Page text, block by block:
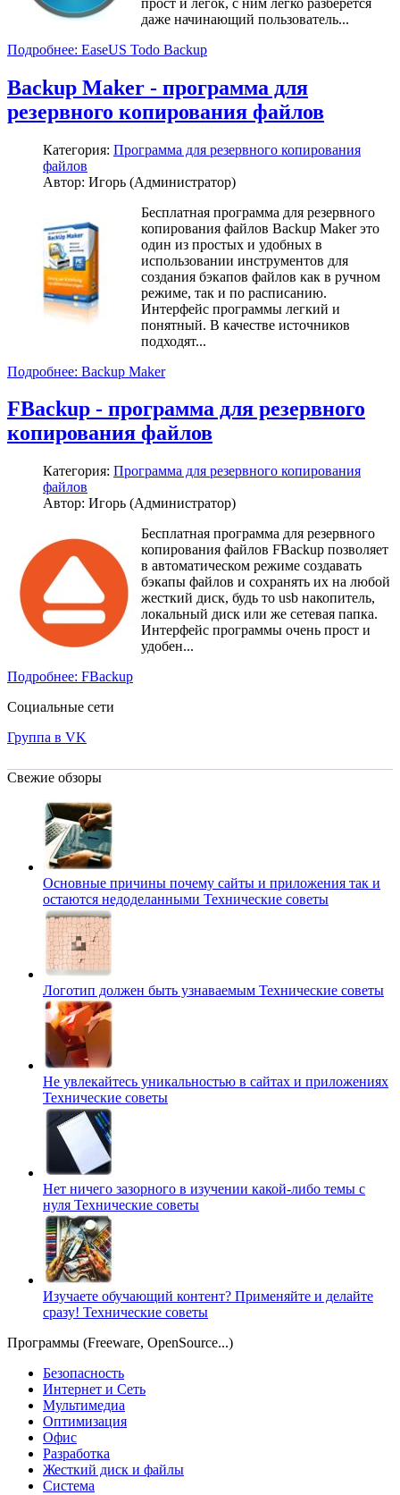
даже начинающий пользователь...
Подробнее: EaseUS Todo Backup
Backup Maker - программа для
резервного копирования файлов
Категория: Программа для резервного копирования
файлов
Автор: Игорь (Администратор)
Бесплатная программа для резервного
копирования файлов Backup Maker это
один из простых и удобных в
использовании инструментов для
создания бэкапов файлов как в ручном
режиме, так и по расписанию.
Интерфейс программы легкий и
понятный. В качестве источников
подходят...
Подробнее: Backup Maker
FBackup - программа для резервного
копирования файлов
Категория: Программа для резервного копирования
файлов
Автор: Игорь (Администратор)
Бесплатная программа для резервного
копирования файлов FBackup позволяет
в автоматическом режиме создавать
бэкапы файлов и сохранять их на любой
жесткий диск, будь то usb накопитель,
локальный диск или же сетевая папка.
Интерфейс программы очень прост и
удобен...
Подробнее: FBackup
Социальные сети
Группа в VK
Свежие обзоры
Основные причины почему сайты и приложения так и
остаются недоделанными Технические советы
Логотип должен быть узнаваемым Технические советы
Не увлекайтесь уникальностью в сайтах и приложениях
Технические советы
Нет ничего зазорного в изучении какой-либо темы с
нуля Технические советы
Изучаете обучающий контент? Применяйте и делайте
сразу! Технические советы
Программы (Freeware, OpenSource...)
Безопасность
Интернет и Сеть
Мультимедиа
Оптимизация
Офис
Разработка
Жесткий диск и файлы
Система